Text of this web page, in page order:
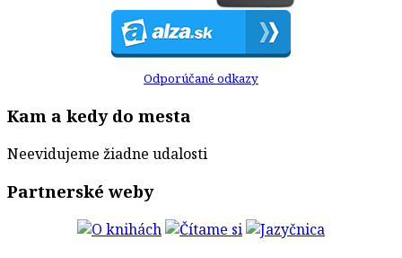
Odporúčané odkazy
Kam a kedy do mesta
Neevidujeme žiadne udalosti
Partnerské weby